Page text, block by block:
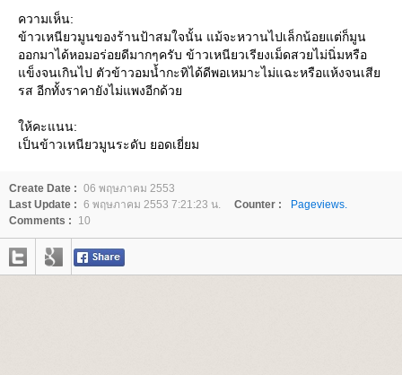
ความเห็น:
ข้าวเหนียวมูนของร้านป้าสมใจนั้น แม้จะหวานไปเล็กน้อยแต่ก็มูน
ออกมาได้หอมอร่อยดีมากๆครับ ข้าวเหนียวเรียงเม็ดสวยไม่นิ่มหรือ
ข็งจนเกินไป ตัวข้าวอมน้ำกะทิได้ดีพอเหมาะไม่แฉะหรือแห้งจนเสี
รส อีกทั้งราคายังไม่แพงอีกด้ว
ห้คะแนน:
เป็นข้าวเหนียวมูนระดับ ยอดเยี่ยม
Create Date : 06 พฤษภาคม 2553
Last Update : 6 พฤษภาคม 2553 7:21:23 น. Counter :
Pageviews.
Comments :
10